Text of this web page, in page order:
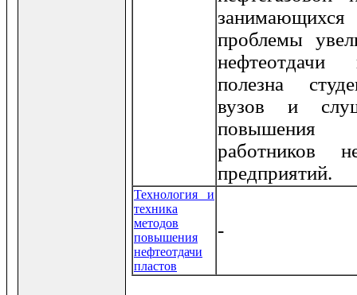
проблемы
нефтеотдачи
полезна
вузов и
повышения
работников
предприятий.
Технология и
техника
методов
повышения
нефтеотдачи
пластов
-